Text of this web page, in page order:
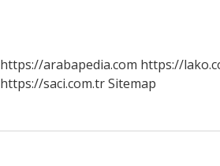
https://arabapedia.com https://
https://saci.com.trSitemap